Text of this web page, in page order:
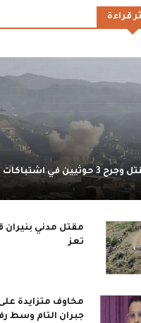
قراءة
3 حوثيين في اشتباكات غرب تعز
مقتل مدني
تعز
مخاوف متزايدة
جبران التام